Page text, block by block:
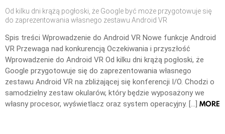
Od kilku dni krążą pogłoski, że Google być może przygotowuje się
do zaprezentowania własnego zestawu Android VR
Spis treści Wprowadzenie do Android VR Nowe funkcje Android
VR Przewaga nad konkurencją Oczekiwania i przyszłość
Wprowadzenie do Android VR Od kilku dni krążą pogłoski, że
Google przygotowuje się do zaprezentowania własnego
zestawu Android VR na zbliżającej się konferencji I/O. Chodzi o
samodzielny zestaw okularów, który będzie wyposażony we
własny procesor, wyświetlacz oraz system operacyjny. […] MORE